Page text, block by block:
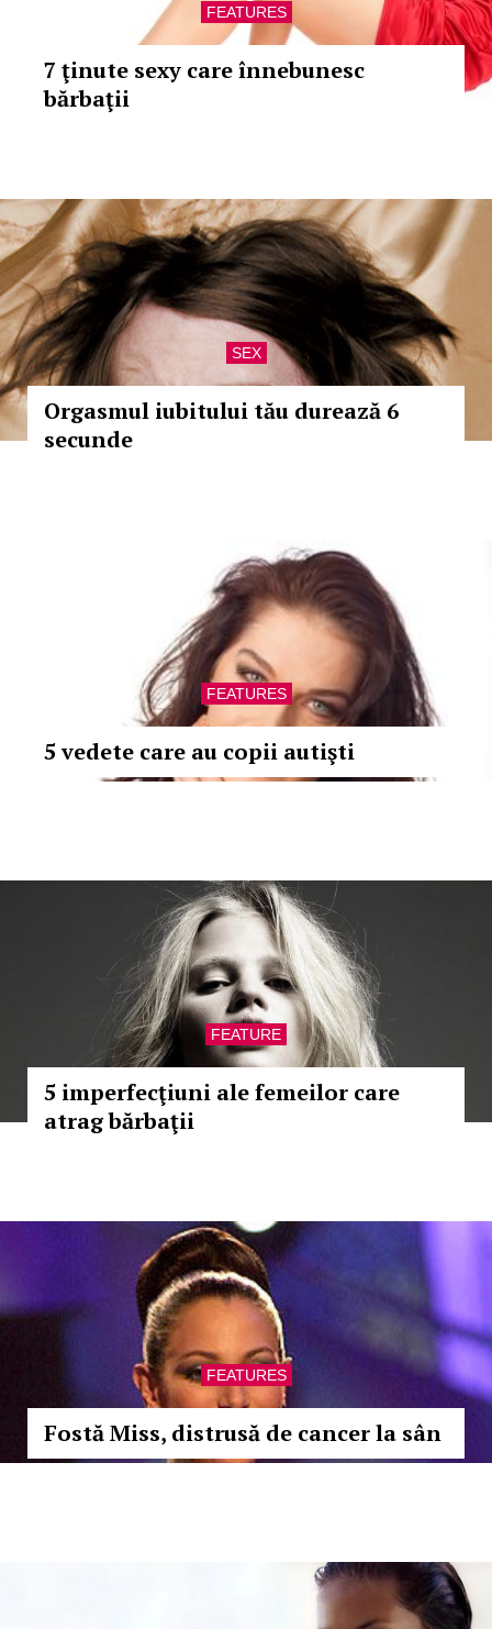
FEATURES
7 ţinute sexy care înnebunesc
bărbaţii
SEX
Orgasmul iubitului tău durează 6
secunde
FEATURES
5 vedete care au copii autişti
FEATURE
5 imperfecţiuni ale femeilor care
atrag bărbaţii
FEATURES
Fostă Miss, distrusă de cancer la sân